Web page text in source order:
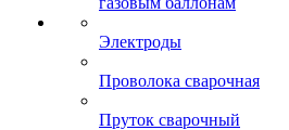
Электроды
Проволока сварочная
Пруток сварочный